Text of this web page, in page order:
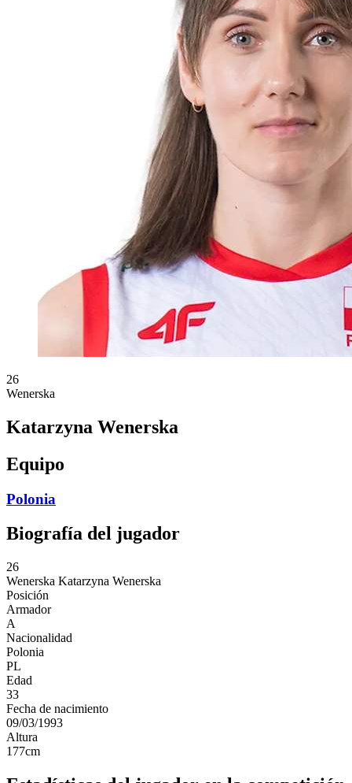
26
Wenerska
Katarzyna Wenerska
Equipo
Polonia
Biografía del jugador
26
Wenerska Katarzyna Wenerska
Posición
Armador
A
Nacionalidad
Polonia
PL
Edad
33
Fecha de nacimiento
09/03/1993
Altura
177cm